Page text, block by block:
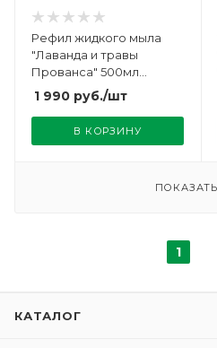
Рефил жидкого мыла
"Лаванда и травы
Прованса" 500мл
Durance
1 990 руб./шт
В КОРЗИНУ
1
КАТАЛОГ